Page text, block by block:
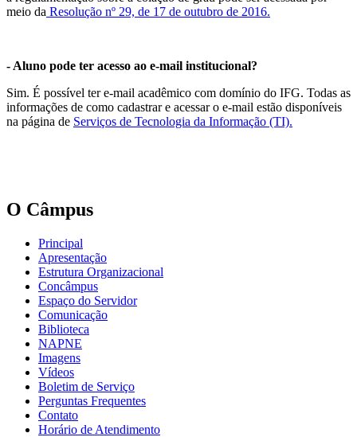
meio da Resolução nº 29, de 17 de outubro de 2016.
- Aluno pode ter acesso ao e-mail institucional?
Sim. É possível ter e-mail acadêmico com domínio do IFG. Todas as
informações de como cadastrar e acessar o e-mail estão disponíveis
na página de Serviços de Tecnologia da Informação (TI).
O Câmpus
Principal
Apresentação
Estrutura Organizacional
Concâmpus
Espaço do Servidor
Comunicação
Biblioteca
NAPNE
Imagens
Vídeos
Boletim de Serviço
Perguntas Frequentes
Contato
Horário de Atendimento